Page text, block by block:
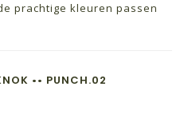
prachtige kleuren passen
•• PUNCH.02